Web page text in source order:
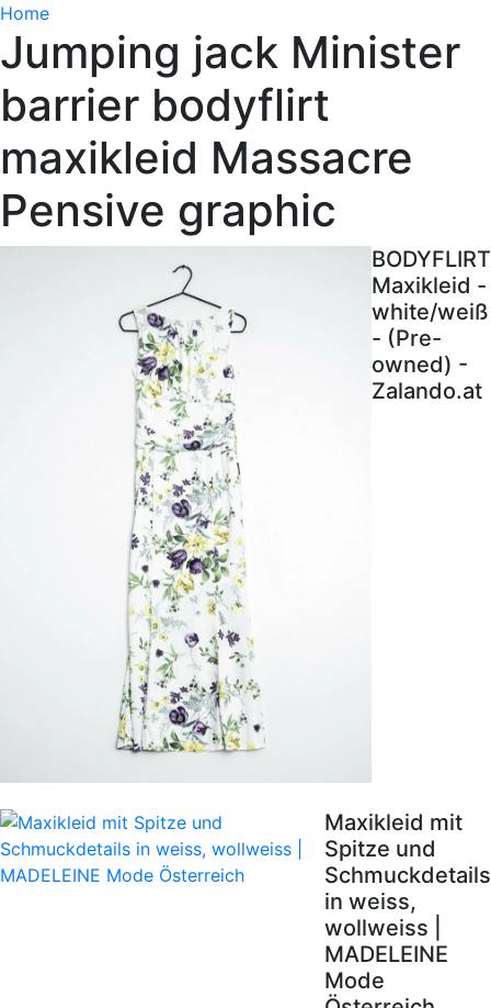
Home
Jumping jack Minister
barrier bodyflirt
maxikleid Massacre
Pensive graphic
BODYFLIRT
Maxikleid -
white/weiß
- (Pre-
owned) -
Zalando.at
Maxikleid mit
Spitze und
Schmuckdetails
in weiss,
wollweiss |
MADELEINE
Mode